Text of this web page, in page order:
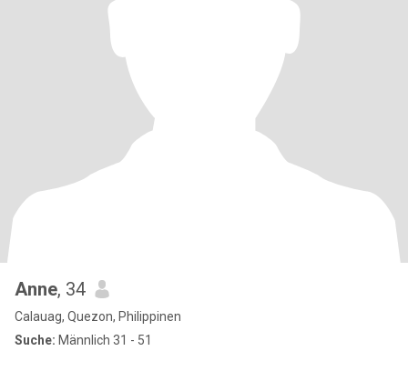
Anne, 34
Calauag, Quezon, Philippinen
Suche: Männlich 31 - 51